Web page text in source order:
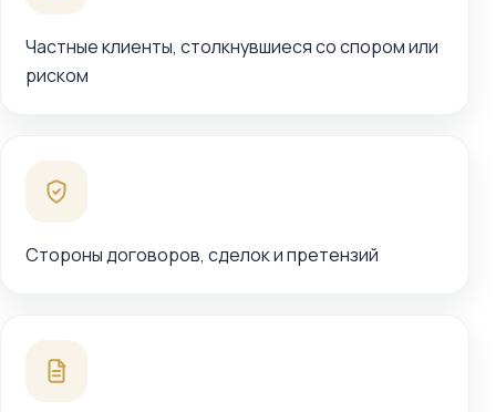
Частные клиенты, столкнувшиеся со спором или
риском
Стороны договоров, сделок и претензий